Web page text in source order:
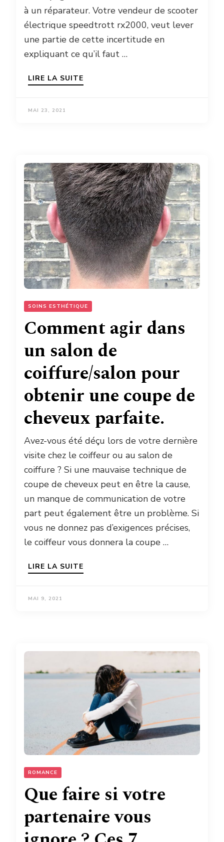
à un réparateur. Votre vendeur de scooter
électrique speedtrott rx2000, veut lever
une partie de cette incertitude en
expliquant ce qu’il faut …
LIRE LA SUITE
MAI 23, 2021
SOINS ESTHÉTIQUE
Comment agir dans
un salon de
coiffure/salon pour
obtenir une coupe de
cheveux parfaite.
Avez-vous été déçu lors de votre dernière
visite chez le coiffeur ou au salon de
coiffure ? Si une mauvaise technique de
coupe de cheveux peut en être la cause,
un manque de communication de votre
part peut également être un problème. Si
vous ne donnez pas d’exigences précises,
le coiffeur vous donnera la coupe …
LIRE LA SUITE
MAI 9, 2021
ROMANCE
Que faire si votre
partenaire vous